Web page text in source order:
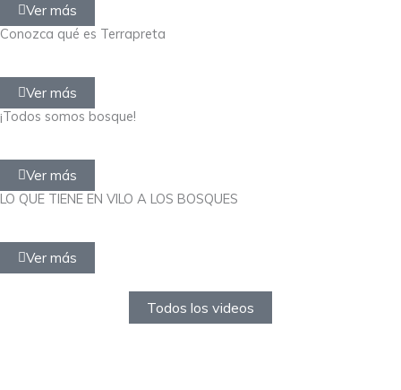
Ver más
Conozca qué es Terrapreta
Ver más
¡Todos somos bosque!
Ver más
LO QUE TIENE EN VILO A LOS BOSQUES
Ver más
Todos los videos